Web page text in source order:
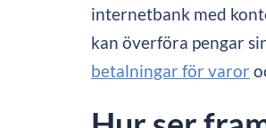
internetbank med
kan överföra pengar
betalningar för varor